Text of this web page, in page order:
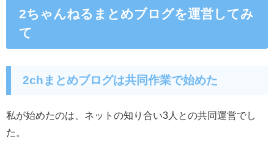
2ちゃんねるまとめブログを運営してみ
て
2chまとめブログは共同作業で始めた
私が始めたのは、ネットの知り合い3人との共同運営でし
た。